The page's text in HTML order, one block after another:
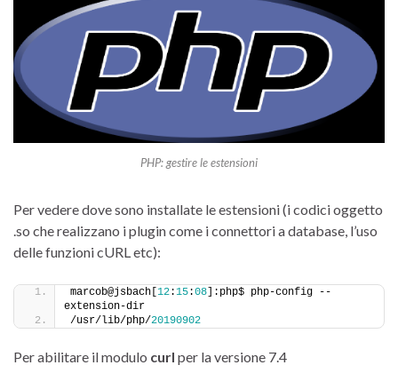
PHP: gestire le estensioni
Per vedere dove sono installate le estensioni (i codici oggetto
.so che realizzano i plugin come i connettori a database, l’uso
delle funzioni cURL etc):
marcob@jsbach[12:15:08]:php$ php-config --
extension-dir
/usr/lib/php/20190902
Per abilitare il modulo curl per la versione 7.4